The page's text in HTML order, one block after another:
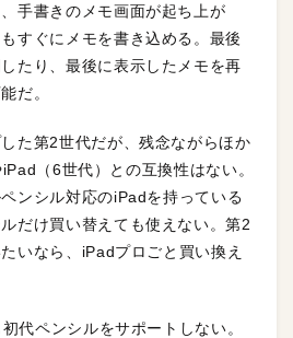
手書きのメモ画面が起ち上が
すぐにメモを書き込める。最後
たり、最後に表示したメモを再
だ。
た第2世代だが、残念ながらほか
（6世代）との互換性はない。
ンシル対応のiPadを持っている
だけ買い替えても使えない。第2
いなら、iPadプロごと買い換え
代ペンシルをサポートしない。